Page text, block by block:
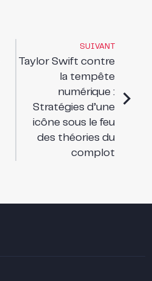
SUIVANT
Taylor Swift contre
la tempête
numérique :
Stratégies d’une
icône sous le feu
des théories du
complot